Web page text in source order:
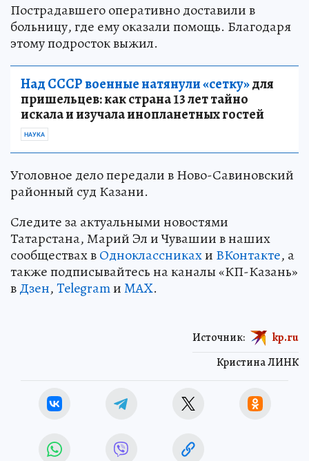
Пострадавшего оперативно доставили в
больницу, где ему оказали помощь. Благодаря
этому подросток выжил.
Над СССР военные натянули «сетку»для
пришельцев: как страна 13 лет тайно
искала и изучала инопланетных гостей
НАУКА
Уголовное дело передали в Ново-Савиновский
районный суд Казани.
Следите за актуальными новостями
Татарстана, Марий Эл и Чувашии в наших
сообществах вОдноклассникахи ВКонтакте, а
также подписывайтесь на каналы «КП-Казань»
вДзен,TelegramиMAX.
Кристина ЛИНК
Источник: kp.ru